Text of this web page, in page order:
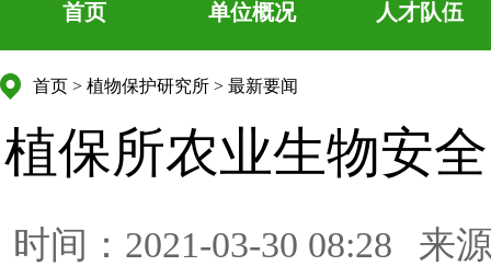
首页 单位概况 人才队伍
首页 > 植物保护研究所 > 最新要闻
植保所农业生物安
时间：2021-03-30 08:28 来